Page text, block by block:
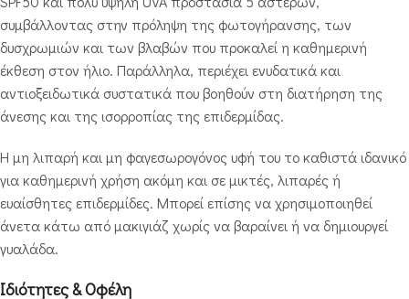
συμβάλλοντας στην πρόληψη της φωτογήρανσης, των
δυσχρωμιών και των βλαβών που προκαλεί η καθημερινή
έκθεση στον ήλιο. Παράλληλα, περιέχει ενυδατικά και
αντιοξειδωτικά συστατικά που βοηθούν στη διατήρηση της
άνεσης και της ισορροπίας της επιδερμίδας.
Η μη λιπαρή και μη φαγεσωρογόνος υφή του το καθιστά ιδανικό
για καθημερινή χρήση ακόμη και σε μικτές, λιπαρές ή
ευαίσθητες επιδερμίδες. Μπορεί επίσης να χρησιμοποιηθεί
άνετα κάτω από μακιγιάζ χωρίς να βαραίνει ή να δημιουργεί
γυαλάδα.
Ιδιότητες & Οφέλη